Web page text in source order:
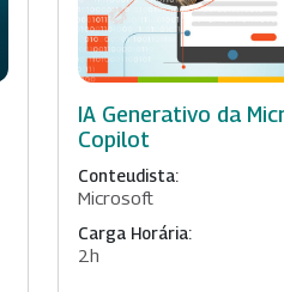
IA Generativo da
Copilot
Conteudista:
Microsoft
Carga Horária:
2h